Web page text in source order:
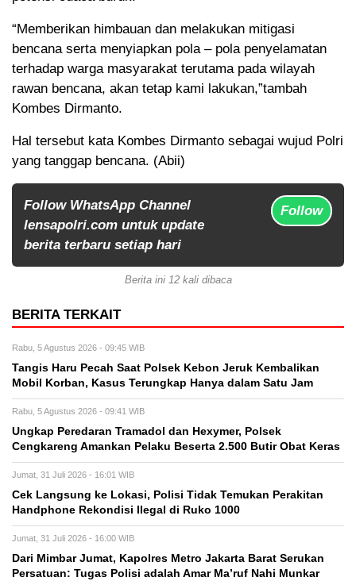
“Memberikan himbauan dan melakukan mitigasi
bencana serta menyiapkan pola – pola penyelamatan
terhadap warga masyarakat terutama pada wilayah
rawan bencana, akan tetap kami lakukan,”tambah
Kombes Dirmanto.
Hal tersebut kata Kombes Dirmanto sebagai wujud Polri
yang tanggap bencana. (Abii)
Follow WhatsApp Channel
lensapolri.com untuk update
berita terbaru setiap hari
Follow
Berita ini 12 kali dibaca
BERITA TERKAIT
Rabu, 5 Agustus 2026 - 09:45 WIB
Tangis Haru Pecah Saat Polsek Kebon Jeruk Kembalikan
Mobil Korban, Kasus Terungkap Hanya dalam Satu Jam
Rabu, 5 Agustus 2026 - 09:41 WIB
Ungkap Peredaran Tramadol dan Hexymer, Polsek
Cengkareng Amankan Pelaku Beserta 2.500 Butir Obat Keras
Jumat, 31 Juli 2026 - 16:01 WIB
Cek Langsung ke Lokasi, Polisi Tidak Temukan Perakitan
Handphone Rekondisi Ilegal di Ruko 1000
Jumat, 31 Juli 2026 - 16:00 WIB
Dari Mimbar Jumat, Kapolres Metro Jakarta Barat Serukan
Persatuan: Tugas Polisi adalah Amar Ma’ruf Nahi Munkar